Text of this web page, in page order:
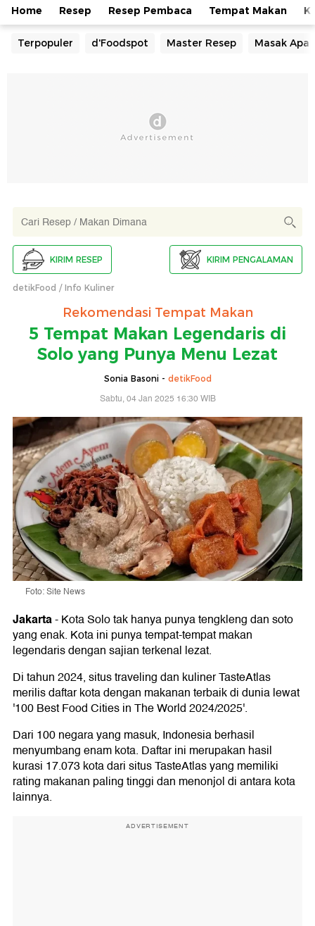
Home Resep Resep Pembaca Tempat Makan
Terpopuler d'Foodspot Master Resep Masak Apa
KIRIM RESEP KIRIM PENGALAMAN
detikFood Info Kuliner
Rekomendasi Tempat Makan
5 Tempat Makan Legendaris di
Solo yang Punya Menu Lezat
Sonia Basoni - detikFood
Sabtu, 04 Jan 2025 16:30 WIB
Foto: Site News
Jakarta-Kota Solo tak hanya punya tengkleng dan soto
yang enak. Kota ini punya tempat-tempat makan
legendaris dengan sajian terkenal lezat.
Di tahun 2024, situs traveling dan kuliner TasteAtlas
merilis daftar kota dengan makanan terbaik di dunia lewat
'100 Best Food Cities in The World 2024/2025'.
Dari 100 negara yang masuk, Indonesia berhasil
menyumbang enam kota. Daftar ini merupakan hasil
kurasi 17.073 kota dari situs TasteAtlas yang memiliki
rating makanan paling tinggi dan menonjol di antara kota
lainnya.
ADVERTISEMENT